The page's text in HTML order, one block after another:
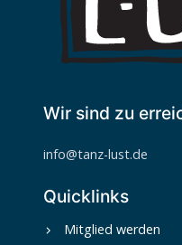
Wir sind zu
info@tanz-lust.de
Quicklinks
Mitglied werden